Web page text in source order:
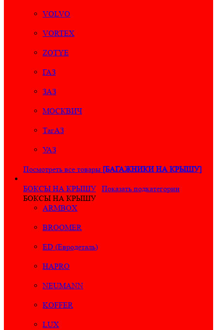
VOLVO
VORTEX
ZOTYE
ГАЗ
ЗАЗ
МОСКВИЧ
ТагАЗ
УАЗ
Посмотреть все товары [БАГАЖНИКИ НА КРЫШУ]
БОКСЫ НА КРЫШУ
Показать подкатегории
БОКСЫ НА КРЫШУ
ARMBOX
BROOMER
ED (Евродеталь)
HAPRO
NEUMANN
KOFFER
LUX